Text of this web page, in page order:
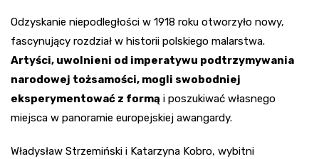
Odzyskanie niepodległości w 1918 roku otworzyło nowy,
fascynujący rozdział w historii polskiego malarstwa.
Artyści, uwolnieni od imperatywu podtrzymywania
narodowej tożsamości, mogli swobodniej
eksperymentować z formą i poszukiwać własnego
miejsca w panoramie europejskiej awangardy.
Władysław Strzemiński i Katarzyna Kobro, wybitni